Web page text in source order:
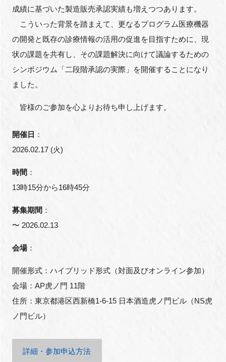
成績に基づいた製造販売承認実績も増えつつあります。
こういった背景を踏まえて、更なるプログラム医療機器
の開発と既存の診療情報の活用の促進を目指すために、現
状の課題を共有し、その課題解決に向けて議論するための
シンポジウム「二段階承認の実際」を開催することになり
ました。
皆様のご参加を心よりお待ち申し上げます。
開催日 ：
2026.02.17 (火)
時間 ：
13時15分から16時45分
募集期間 ：
〜 2026.02.13
会場：
開催形式：ハイブリッド形式（対面及びオンライン参加）
会場：AP虎ノ門 11階
住所：東京都港区西新橋1-6-15 日本酒造虎ノ門ビル（NS虎
ノ門ビル）
詳細・参加申込方法